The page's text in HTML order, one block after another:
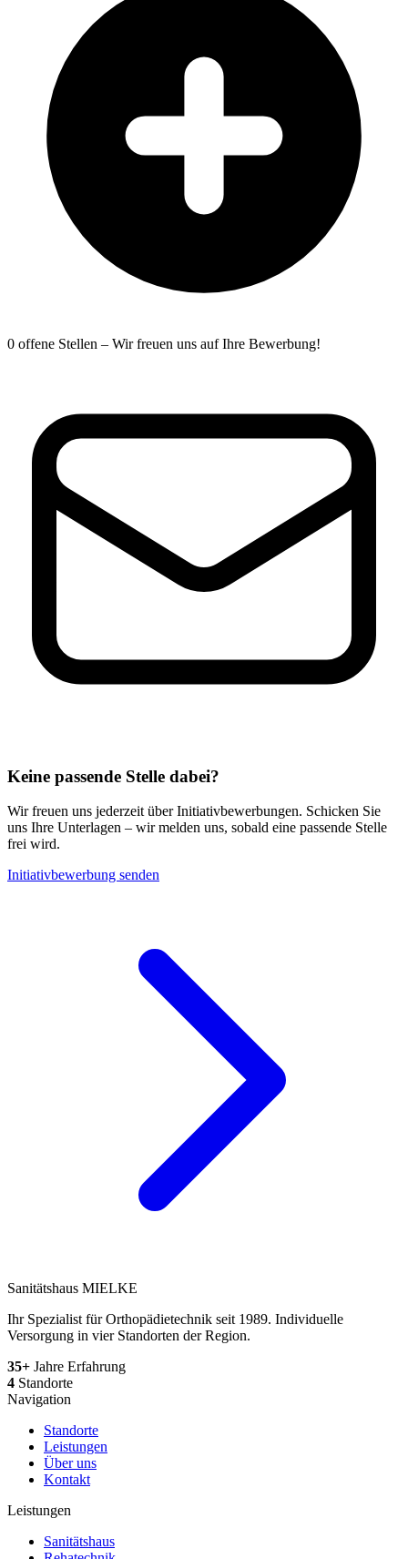
0 offene Stellen – Wir freuen uns auf Ihre Bewerbung!
Keine passende Stelle dabei?
Wir freuen uns jederzeit über Initiativbewerbungen. Schicken Sie
uns Ihre Unterlagen – wir melden uns, sobald eine passende Stelle
frei wird.
Initiativbewerbung senden
Sanitätshaus MIELKE
Ihr Spezialist für Orthopädietechnik seit 1989. Individuelle
Versorgung in vier Standorten der Region.
35+ Jahre Erfahrung
4 Standorte
Navigation
Standorte
Leistungen
Über uns
Kontakt
Leistungen
Sanitätshaus